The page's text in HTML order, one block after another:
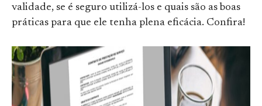
validade, se é seguro utilizá-los e quais são as boas
práticas para que ele tenha plena eficácia. Confira!